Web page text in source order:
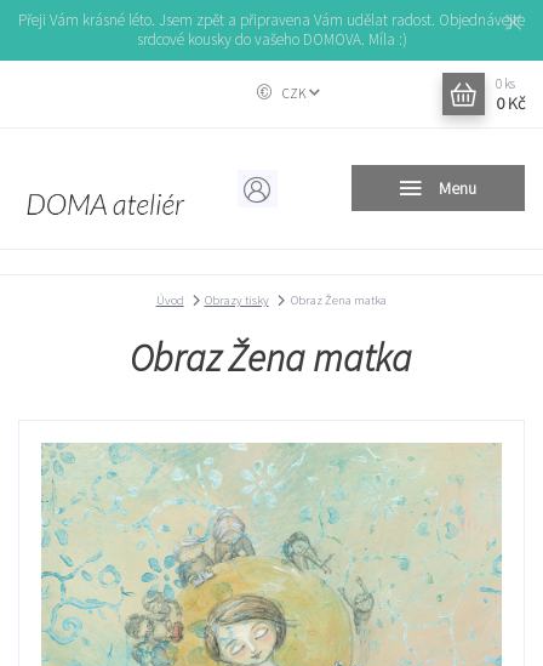
Přeji Vám krásné léto. Jsem zpět a připravena Vám udělat radost. Objednávejte
srdcové kousky do vašeho DOMOVA. Míla :)
Menu
CZK
0 ks
0 Kč
Úvod Obrazy tisky Obraz Žena matka
Obraz Žena matka